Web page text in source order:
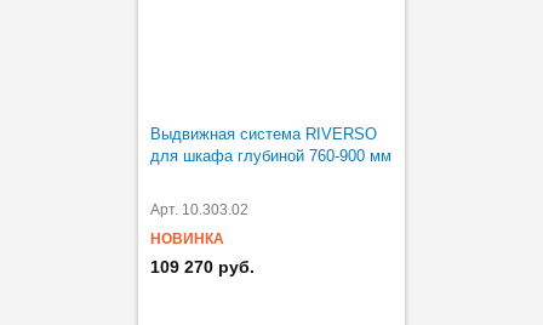
Выдвижная система RIVERSO
для шкафа глубиной 760-900 мм
Арт. 10.303.02
НОВИНКА
109 270 руб.